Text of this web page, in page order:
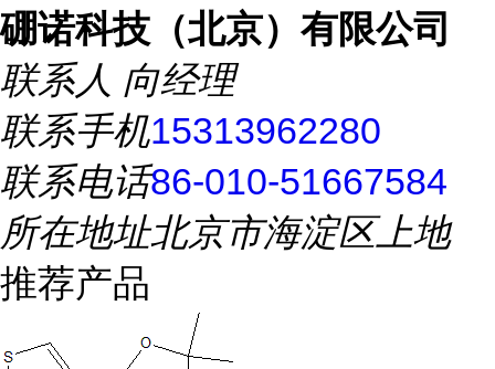
硼诺科技（北京）有限公司
联系人 向经理
联系手机15313962280
联系电话86-010-51667584
所在地址北京市海淀区上地
推荐产品